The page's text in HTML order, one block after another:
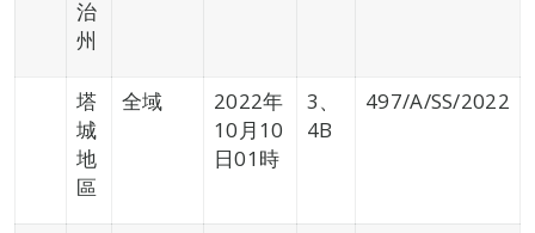
治
州
塔
城
地
區
全域
2022年
10月10
日01時
3、
4B
497/A/SS/2022